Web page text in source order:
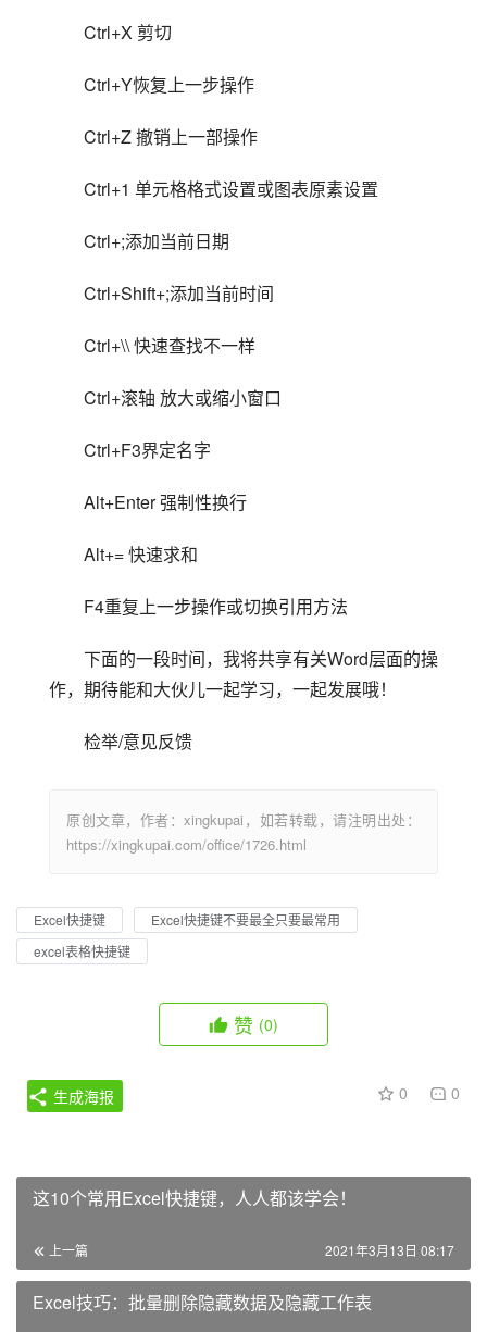
Ctrl+X 剪切
Ctrl+Y恢复上一步操作
Ctrl+Z 撤销上一部操作
Ctrl+1 单元格格式设置或图表原素设置
Ctrl+;添加当前日期
Ctrl+Shift+;添加当前时间
Ctrl+\\ 快速查找不一样
Ctrl+滚轴 放大或缩小窗口
Ctrl+F3界定名字
Alt+Enter 强制性换行
Alt+= 快速求和
F4重复上一步操作或切换引用方法
下面的一段时间，我将共享有关Word层面的操
作，期待能和大伙儿一起学习，一起发展哦！
检举/意见反馈
原创文章，作者：xingkupai，如若转载，请注明出处：
https://xingkupai.com/office/1726.html
Excel快捷键
Excel快捷键不要最全只要最常用
excel表格快捷键
赞 (0)
0 0
生成海报
这10个常用Excel快捷键，人人都该学会！
上一篇 2021年3月13日 08:17
Excel技巧：批量删除隐藏数据及隐藏工作表